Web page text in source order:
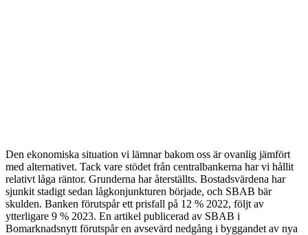
Den ekonomiska situation vi lämnar bakom oss är ovanlig jämfört
med alternativet. Tack vare stödet från centralbankerna har vi hållit
relativt låga räntor. Grunderna har återställts. Bostadsvärdena har
sjunkit stadigt sedan lågkonjunkturen började, och SBAB bär
skulden. Banken förutspår ett prisfall på 12 % 2022, följt av
ytterligare 9 % 2023. En artikel publicerad av SBAB i
Bomarknadsnytt förutspår en avsevärd nedgång i byggandet av nya